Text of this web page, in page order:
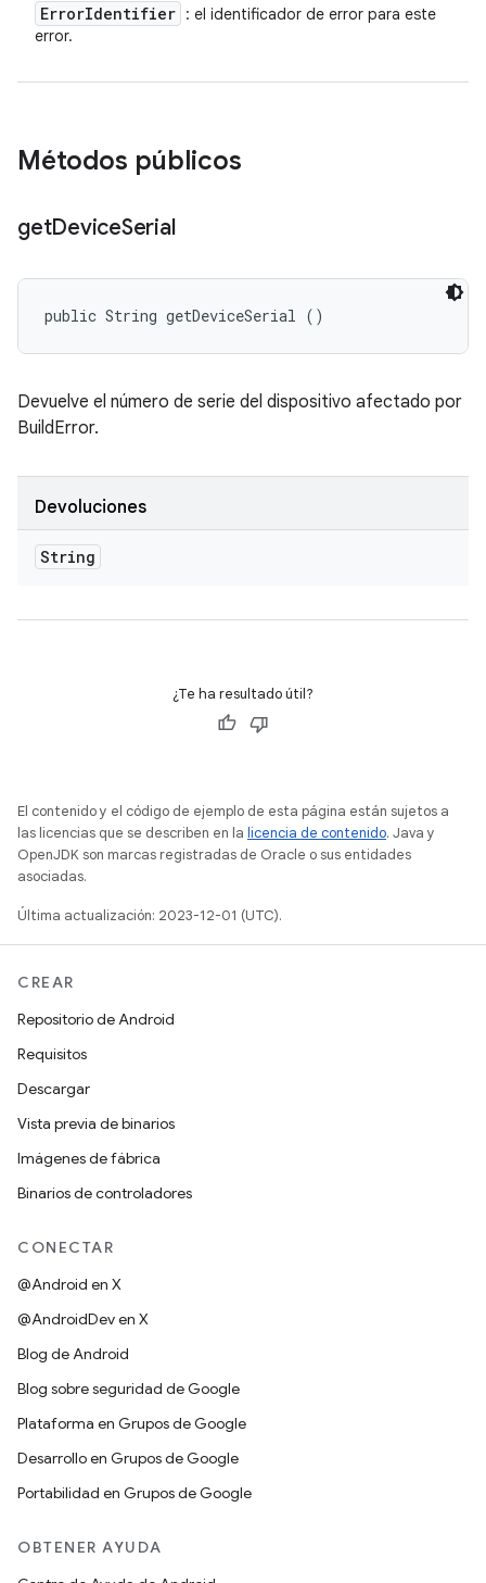
ErrorIdentifier : el identificador de error para este
error.
Métodos públicos
getDeviceSerial
public String getDeviceSerial ()
Devuelve el número de serie del dispositivo afectado por
BuildError.
Devoluciones
String
¿Te ha resultado útil?
El contenido y el código de ejemplo de esta página están sujetos a
las licencias que se describen en la licencia de contenido. Java y
OpenJDK son marcas registradas de Oracle o sus entidades
asociadas.
Última actualización: 2023-12-01 (UTC).
CREAR
Repositorio de Android
Requisitos
Descargar
Vista previa de binarios
Imágenes de fábrica
Binarios de controladores
CONECTAR
@Android en X
@AndroidDev en X
Blog de Android
Blog sobre seguridad de Google
Plataforma en Grupos de Google
Desarrollo en Grupos de Google
Portabilidad en Grupos de Google
OBTENER AYUDA